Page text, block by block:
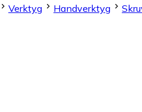
Verktyg Handverktyg